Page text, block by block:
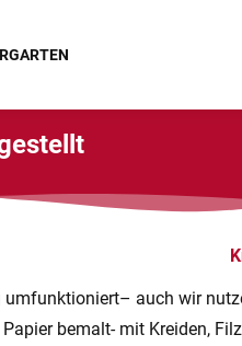
auch wir
bemalt- mit Kreiden,